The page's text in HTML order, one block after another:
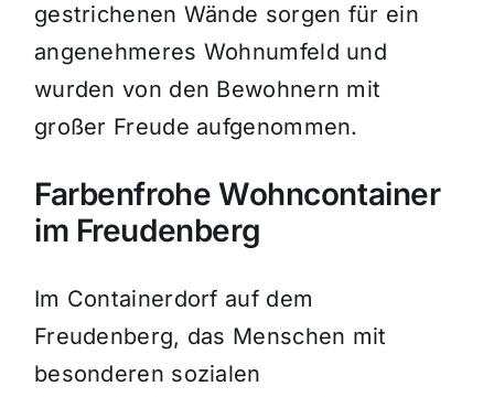
gestrichenen Wände sorgen für ein
angenehmeres Wohnumfeld und
wurden von den Bewohnern mit
großer Freude aufgenommen.
Farbenfrohe Wohncontainer
im Freudenberg
Im Containerdorf auf dem
Freudenberg, das Menschen mit
besonderen sozialen